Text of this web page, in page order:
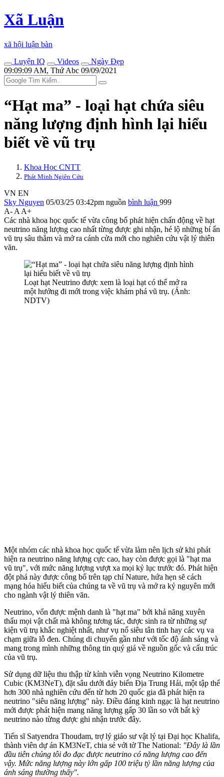
Xã Luận
xã hội luận bàn
Luyện IQ
Videos
Ngày Đẹp
09:09:09 AM, Thứ Abc 09/09/2021
“Hạt ma” - loại hạt chứa siêu
năng lượng định hình lại hiểu
biết về vũ trụ
Khoa Học CNTT
Phát Minh Ngiên Cứu
VN EN
Sky Nguyen 05/03/25 03:42pm nguồn bình luận 999
A- A A+
Các nhà khoa học quốc tế vừa công bố phát hiện chấn động về hạt
neutrino năng lượng cao nhất từng được ghi nhận, hé lộ những bí ẩn
vũ trụ sâu thẳm và mở ra cánh cửa mới cho nghiên cứu vật lý thiên
văn.
Loạt hạt Neutrino được xem là loại hạt có thể mở ra
một hướng đi mới trong việc khám phá vũ trụ. (Ảnh:
NDTV)
Một nhóm các nhà khoa học quốc tế vừa làm nên lịch sử khi phát
hiện ra neutrino năng lượng cực cao, hay còn được gọi là "hạt ma
vũ trụ", với mức năng lượng vượt xa mọi kỷ lục trước đó. Phát hiện
đột phá này được công bố trên tạp chí Nature, hứa hẹn sẽ cách
mạng hóa hiểu biết của chúng ta về vũ trụ và mở ra kỷ nguyên mới
cho ngành vật lý thiên văn.
Neutrino, vốn được mệnh danh là "hạt ma" bởi khả năng xuyên
thấu mọi vật chất mà không tương tác, được sinh ra từ những sự
kiện vũ trụ khắc nghiệt nhất, như vụ nổ siêu tân tinh hay các vụ va
chạm giữa lỗ đen. Chúng di chuyển gần như với tốc độ ánh sáng và
mang trong mình những thông tin quý giá về nguồn gốc và cấu trúc
của vũ trụ.
Sử dụng dữ liệu thu thập từ kính viễn vọng Neutrino Kilometre
Cubic (KM3NeT), đặt sâu dưới đáy biển Địa Trung Hải, một tập thể
hơn 300 nhà nghiên cứu đến từ hơn 20 quốc gia đã phát hiện ra
neutrino "siêu năng lượng" này. Điều đáng kinh ngạc là hạt neutrino
mới được phát hiện mang năng lượng gấp 30 lần so với bất kỳ
neutrino nào từng được ghi nhận trước đây.
Tiến sĩ Satyendra Thoudam, trợ lý giáo sư vật lý tại Đại học Khalifa,
thành viên dự án KM3NeT, chia sẻ với tờ The National: "Đây là lần
đầu tiên chúng tôi đo đạc được neutrino có năng lượng cao đến
vậy. Mức năng lượng này lớn gấp 100 triệu tỷ lần năng lượng của
ánh sáng thường thấy".